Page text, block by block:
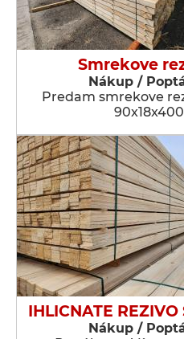
Smrekove
Nákup /
Predam smrekove
IHLICNATE
Nákup /